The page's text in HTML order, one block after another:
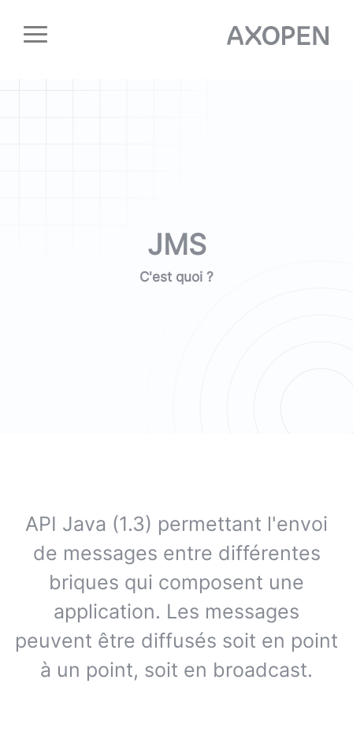
JMS
C'est quoi ?
API Java (1.3) permettant l'envoi
de messages entre différentes
briques qui composent une
application. Les messages
peuvent être diffusés soit en point
à un point, soit en broadcast.